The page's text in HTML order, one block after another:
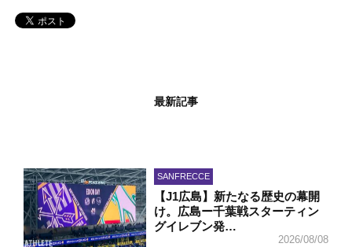
最新記事
SANFRECCE
【J1広島】新たなる歴史の幕開
け。広島ー千葉戦スターティン
グイレブン発…
2026/08/08